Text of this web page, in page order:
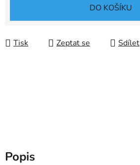
DO KOŠÍKU
Tisk Zeptat se Sdílet
Popis